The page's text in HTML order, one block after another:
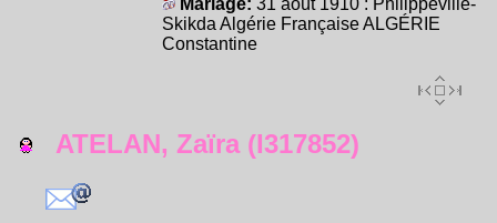
Mariage: 31 août 1910 : Philippeville-
Skikda Algérie Française ALGÉRIE
Constantine
ATELAN, Zaïra (I317852)